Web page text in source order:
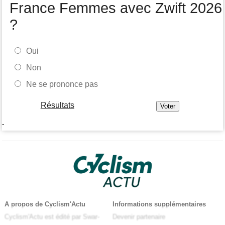
France Femmes avec Zwift 2026
?
Oui
Non
Ne se prononce pas
Résultats
-
A propos de Cyclism'Actu
Cyclism'Actu est édité par Swar-
Informations supplémentaires
Devenir partenaire